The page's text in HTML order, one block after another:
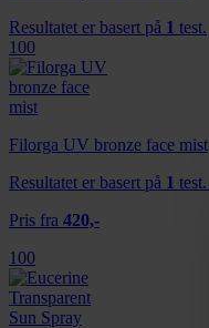
Resultatet er basert på 1 test.
100
Filorga UV bronze face mist
Resultatet er basert på 1 test.
Pris fra 420,-
100